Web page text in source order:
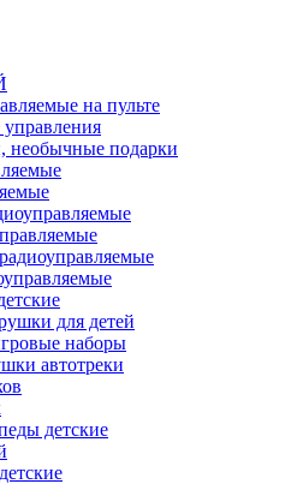
на пульте
необычные подарки
для детей
наборы
автотреки
детские